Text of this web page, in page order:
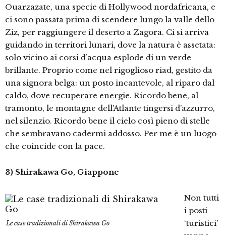
Ouarzazate, una specie di Hollywood nordafricana, e
ci sono passata prima di scendere lungo la valle dello
Ziz, per raggiungere il deserto a Zagora. Ci si arriva
guidando in territori lunari, dove la natura è assetata:
solo vicino ai corsi d’acqua esplode di un verde
brillante. Proprio come nel rigoglioso riad, gestito da
una signora belga: un posto incantevole, al riparo dal
caldo, dove recuperare energie. Ricordo bene, al
tramonto, le montagne dell’Atlante tingersi d’azzurro,
nel silenzio. Ricordo bene il cielo così pieno di stelle
che sembravano cadermi addosso. Per me è un luogo
che coincide con la pace.
3) Shirakawa Go, Giappone
Le case tradizionali di Shirakawa Go
Non tutti
i posti
‘turistici’